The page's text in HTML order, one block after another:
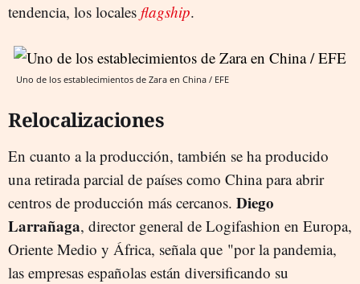
tendencia, los locales flagship.
Uno de los establecimientos de Zara en China / EFE
Relocalizaciones
En cuanto a la producción, también se ha producido
una retirada parcial de países como China para abrir
centros de producción más cercanos. Diego
Larrañaga, director general de Logifashion en Europa,
Oriente Medio y África, señala que "por la pandemia,
las empresas españolas están diversificando su